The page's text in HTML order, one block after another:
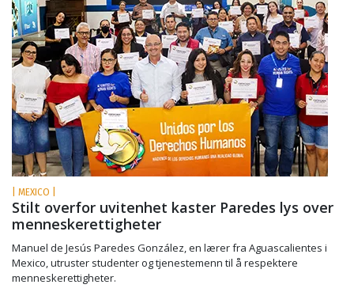
| MEXICO |
Stilt overfor uvitenhet kaster Paredes lys over
menneskerettigheter
Manuel de Jesús Paredes González, en lærer fra Aguascalientes i
Mexico, utruster studenter og tjenestemenn til å respektere
menneskerettigheter.